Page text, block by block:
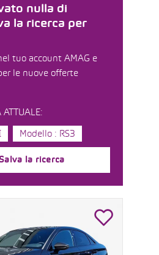
nulla di
la ricerca per
tuo account AMAG e
le nuove offerte
ATTUALE:
Modello : RS3
Salva la ricerca